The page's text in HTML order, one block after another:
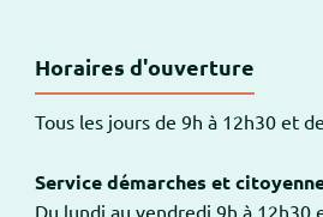
Horaires d'ouverture
Tous les jours de 9h à 12h30 et
Service démarches et
Du lundi au vendredi 9h à